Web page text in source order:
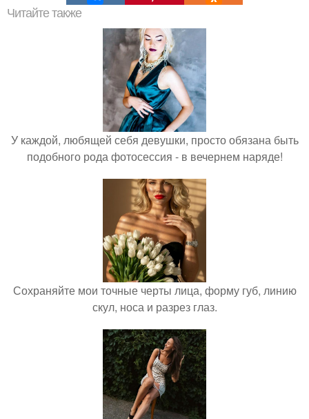
Читайте также
У каждой, любящей себя девушки, просто обязана быть
подобного рода фотосессия - в вечернем наряде!
Сохраняйте мои точные черты лица, форму губ, линию
скул, носа и разрез глаз.